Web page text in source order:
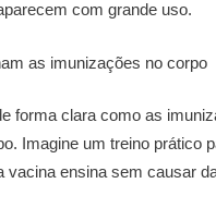
com grande uso.
as imunizações no corpo
forma clara como as
Imagine um treino prático
vacina ensina sem causar